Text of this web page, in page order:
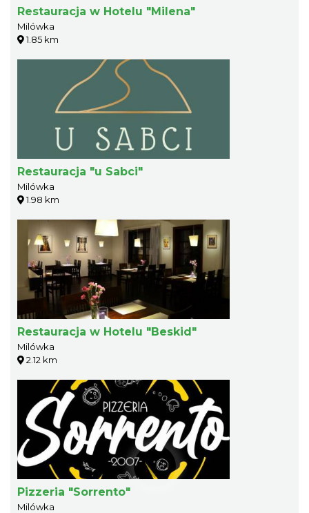
Restauracja w Hotelu "Milena"
Milówka
1.85 km
Restauracja "u Sabci"
Milówka
1.98 km
Restauracja w Hotelu "Beskid"
Milówka
2.12 km
Pizzeria "Sorrento"
Milówka